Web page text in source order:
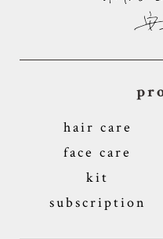
hair care
face care
kit
subscription